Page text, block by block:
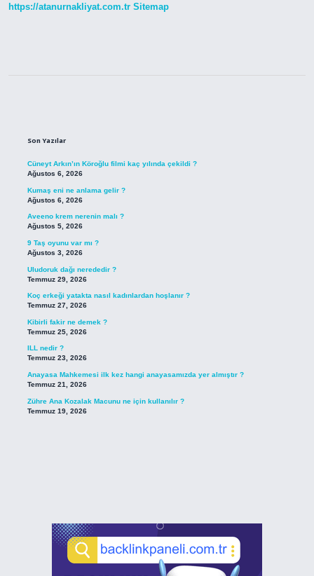
https://atanurnakliyat.com.tr Sitemap
Son Yazılar
Cüneyt Arkın’ın Köroğlu filmi kaç yılında çekildi ?
Ağustos 6, 2026
Kumaş eni ne anlama gelir ?
Ağustos 6, 2026
Aveeno krem nerenin malı ?
Ağustos 5, 2026
9 Taş oyunu var mı ?
Ağustos 3, 2026
Uludoruk dağı nerededir ?
Temmuz 29, 2026
Koç erkeği yatakta nasıl kadınlardan hoşlanır ?
Temmuz 27, 2026
Kibirli fakir ne demek ?
Temmuz 25, 2026
ILL nedir ?
Temmuz 23, 2026
Anayasa Mahkemesi ilk kez hangi anayasamızda yer almıştır ?
Temmuz 21, 2026
Zühre Ana Kozalak Macunu ne için kullanılır ?
Temmuz 19, 2026